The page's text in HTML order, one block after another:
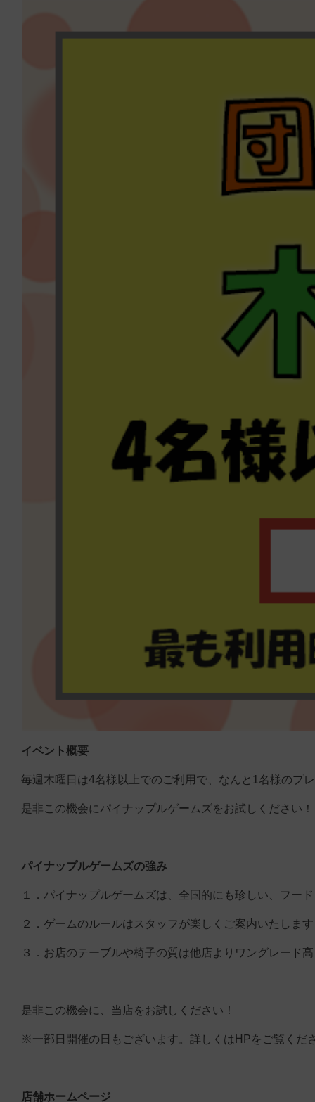
イベント概要
毎週木曜日は4名様以上でのご利用で、なんと1名様のプ
是非この機会にパイナップルゲームズをお試しください！
パイナップルゲームズの強み
１．パイナップルゲームズは、全国的にも珍しい、フー
２．ゲームのルールはスタッフが楽しくご案内いたしま
３．お店のテーブルや椅子の質は他店よりワングレード
是非この機会に、当店をお試しください！
※一部日開催の日もございます。詳しくはHPをご覧くだ
店舗ホームページ